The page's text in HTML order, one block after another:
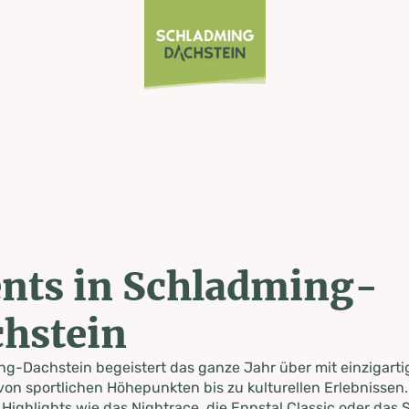
in Schladming-
Dachstein begeistert das ganze Jahr über mit
sportlichen Höhepunkten bis zu kulturellen Erlebnissen.